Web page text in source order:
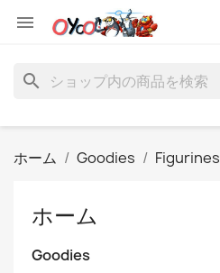

search
ホーム Goodies Figurines
ホーム
Goodies